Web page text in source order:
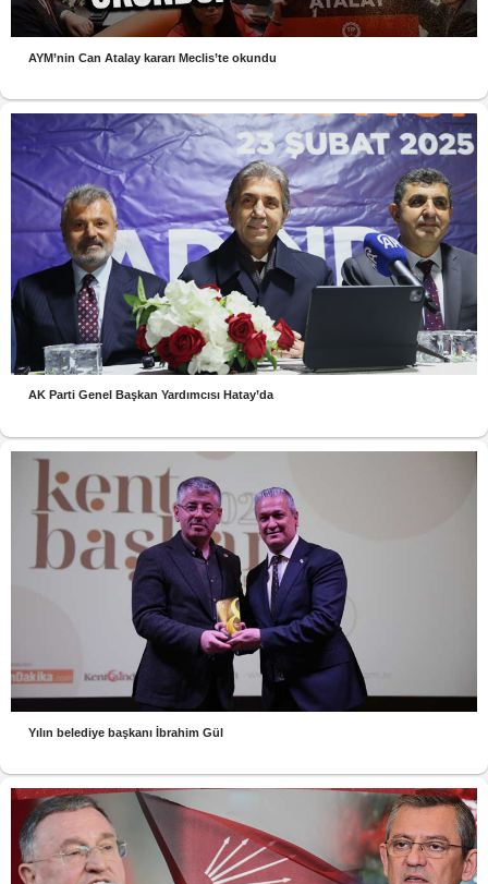
AYM’nin Can Atalay kararı Meclis’te okundu
AK Parti Genel Başkan Yardımcısı Hatay’da
Yılın belediye başkanı İbrahim Gül